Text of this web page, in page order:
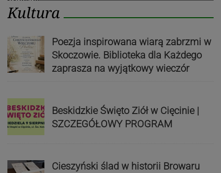
Kultura
Poezja inspirowana wiarą zabrzmi w
Skoczowie. Biblioteka dla Każdego
zaprasza na wyjątkowy wieczór
Beskidzkie Święto Ziół w Cięcinie |
SZCZEGÓŁOWY PROGRAM
Cieszyński ślad w historii Browaru